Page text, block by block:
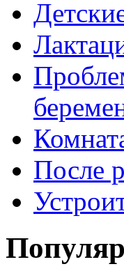
После